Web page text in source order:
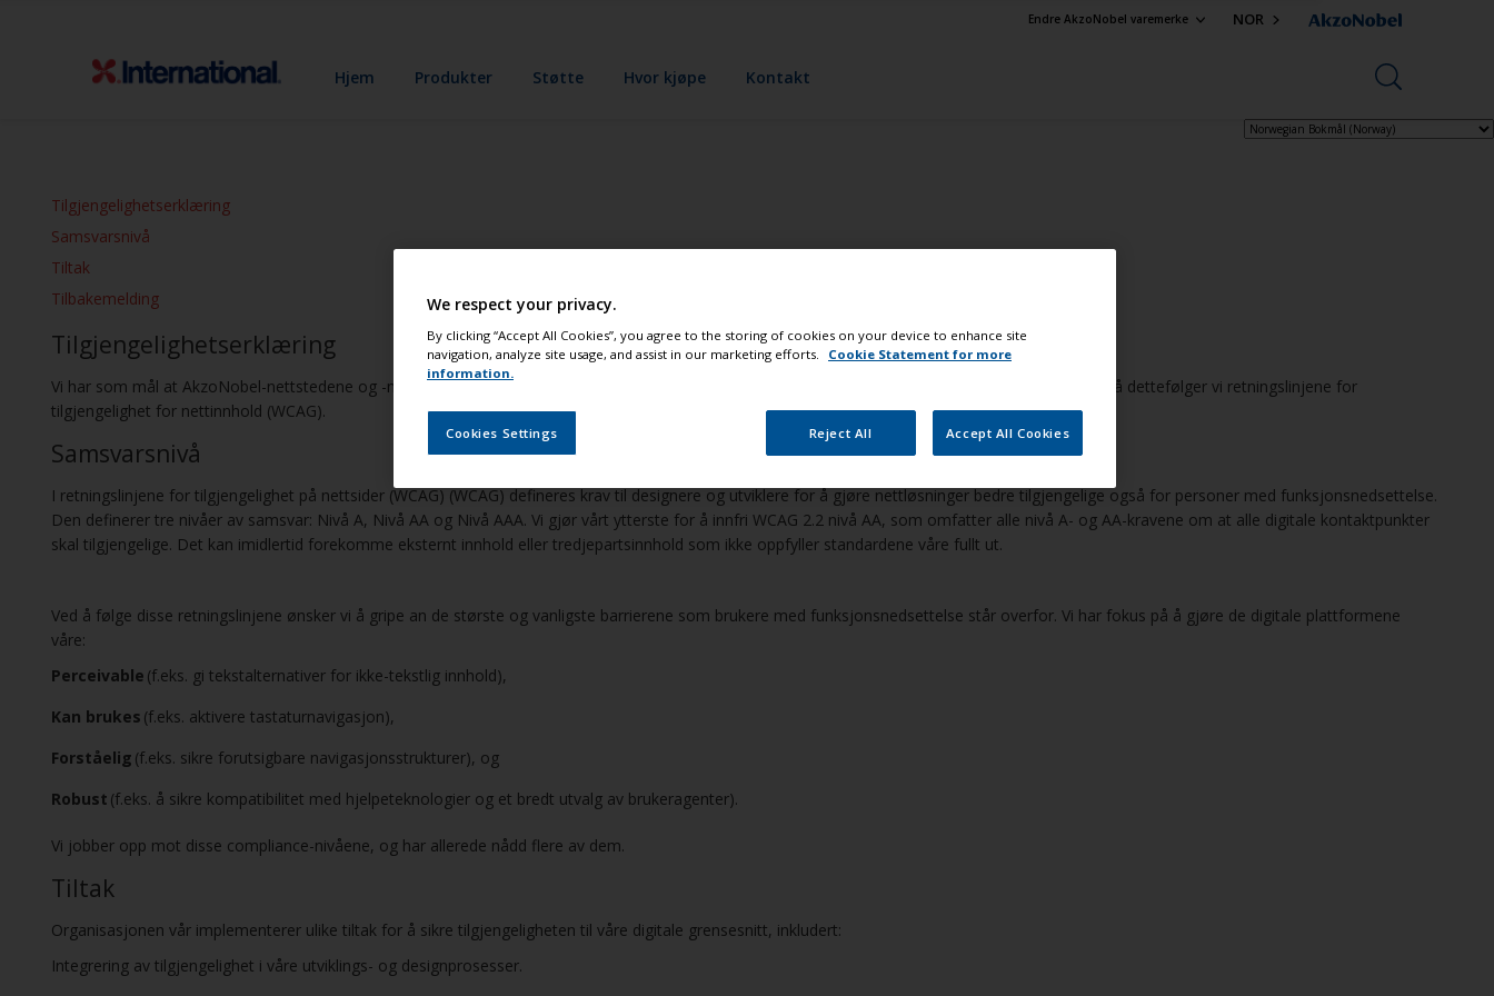
Endre AkzoNobel varemerke NOR
Hjem Produkter Støtte Hvor kjøpe Kontakt
Tilgjengelighetserklæring
Samsvarsnivå
Tiltak
Tilbakemelding
Tilgjengelighetserklæring
Vi har som mål at AkzoNobel-nettstedene og -mobilapplikasjonene skal være tilgjengelige også for personer med funksjonsnedsettelse. For å oppnå dettefølger vi retningslinjene for
tilgjengelighet for nettinnhold (WCAG).
Samsvarsnivå
I retningslinjene for tilgjengelighet på nettsider (WCAG) (WCAG) defineres krav til designere og utviklere for å gjøre nettløsninger bedre tilgjengelige også for personer med funksjonsnedsettelse.
Den definerer tre nivåer av samsvar: Nivå A, Nivå AA og Nivå AAA. Vi gjør vårt ytterste for å innfri WCAG 2.2 nivå AA, som omfatter alle nivå A- og AA-kravene om at alle digitale kontaktpunkter
skal tilgjengelige. Det kan imidlertid forekomme eksternt innhold eller tredjepartsinnhold som ikke oppfyller standardene våre fullt ut.
Ved å følge disse retningslinjene ønsker vi å gripe an de største og vanligste barrierene som brukere med funksjonsnedsettelse står overfor. Vi har fokus på å gjøre de digitale plattformene
våre:
Perceivable (f.eks. gi tekstalternativer for ikke-tekstlig innhold),
Kan brukes (f.eks. aktivere tastaturnavigasjon),
Forståelig (f.eks. sikre forutsigbare navigasjonsstrukturer), og
Robust (f.eks. å sikre kompatibilitet med hjelpeteknologier og et bredt utvalg av brukeragenter).
Vi jobber opp mot disse compliance-nivåene, og har allerede nådd flere av dem.
Tiltak
Organisasjonen vår implementerer ulike tiltak for å sikre tilgjengeligheten til våre digitale grensesnitt, inkludert:
Integrering av tilgjengelighet i våre utviklings- og designprosesser.
We respect your privacy.
By clicking “Accept All Cookies”, you agree to the storing of cookies on your device to enhance site
navigation, analyze site usage, and assist in our marketing efforts.
Cookie Statement for more
information.
Cookies Settings Reject All Accept All Cookies